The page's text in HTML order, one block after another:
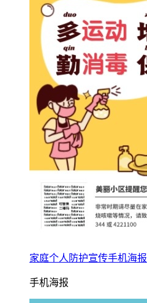
家庭个人防护宣传手机海报
手机海报